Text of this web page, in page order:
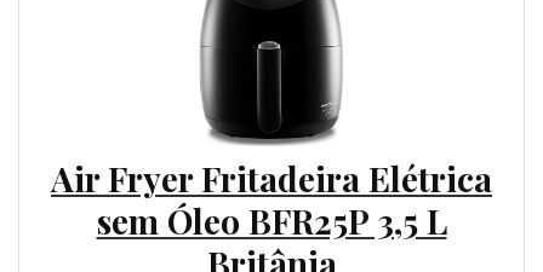
Air Fryer Fritadeira Elétrica
sem Óleo BFR25P 3,5 L
Britânia